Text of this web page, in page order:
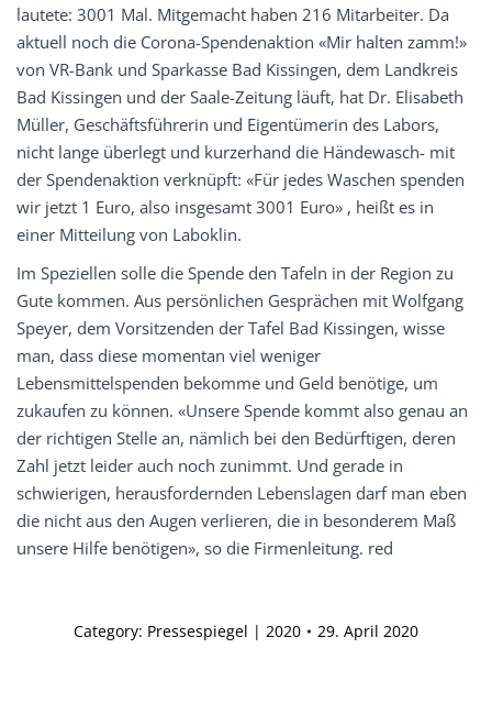
lautete: 3001 Mal. Mitgemacht haben 216 Mitarbeiter. Da
aktuell noch die Corona-Spendenaktion «Mir halten zamm!»
von VR-Bank und Sparkasse Bad Kissingen, dem Landkreis
Bad Kissingen und der Saale-Zeitung läuft, hat Dr. Elisabeth
Müller, Geschäftsführerin und Eigentümerin des Labors,
nicht lange überlegt und kurzerhand die Händewasch- mit
der Spendenaktion verknüpft: «Für jedes Waschen spenden
wir jetzt 1 Euro, also insgesamt 3001 Euro» , heißt es in
einer Mitteilung von Laboklin.
Im Speziellen solle die Spende den Tafeln in der Region zu
Gute kommen. Aus persönlichen Gesprächen mit Wolfgang
Speyer, dem Vorsitzenden der Tafel Bad Kissingen, wisse
man, dass diese momentan viel weniger
Lebensmittelspenden bekomme und Geld benötige, um
zukaufen zu können. «Unsere Spende kommt also genau an
der richtigen Stelle an, nämlich bei den Bedürftigen, deren
Zahl jetzt leider auch noch zunimmt. Und gerade in
schwierigen, herausfordernden Lebenslagen darf man eben
die nicht aus den Augen verlieren, die in besonderem Maß
unsere Hilfe benötigen», so die Firmenleitung. red
Category: Pressespiegel | 2020 29. April 2020